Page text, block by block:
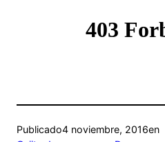
Publicado4 noviembre, 2016en